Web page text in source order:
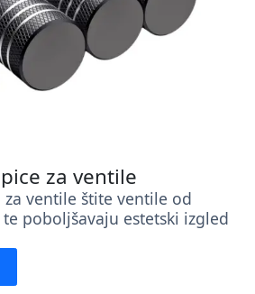
za ventile
ventile štite ventile od
poboljšavaju estetski izgled